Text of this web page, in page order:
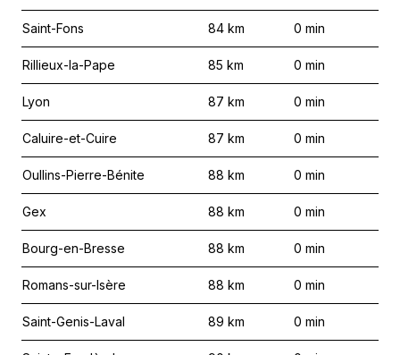
Saint-Fons 84 km 0 min
Rillieux-la-Pape 85 km 0 min
Lyon 87 km 0 min
Caluire-et-Cuire 87 km 0 min
Oullins-Pierre-Bénite 88 km 0 min
Gex 88 km 0 min
Bourg-en-Bresse 88 km 0 min
Romans-sur-Isère 88 km 0 min
Saint-Genis-Laval 89 km 0 min